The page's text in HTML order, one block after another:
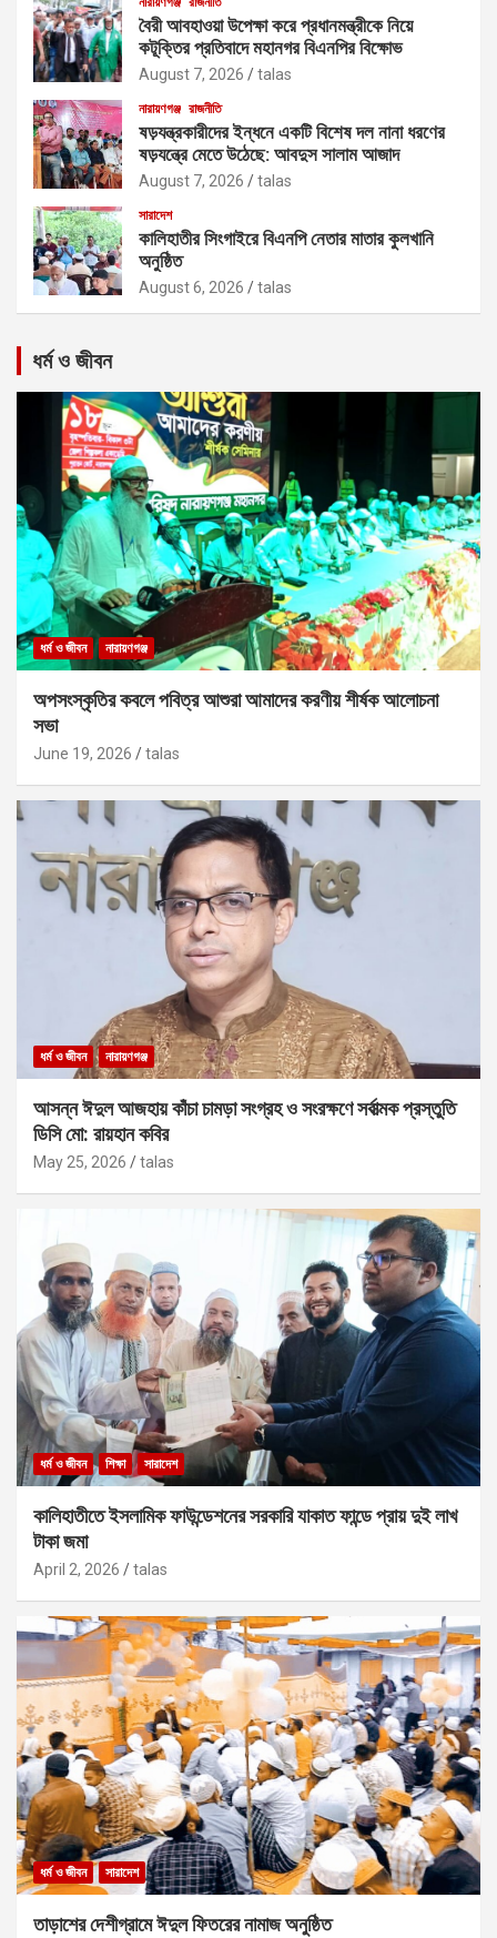
বৈরী আবহাওয়া উপেক্ষা করে প্রধানমন্ত্রীকে নিয়ে
কটূক্তির প্রতিবাদে মহানগর বিএনপির বিক্ষোভ
August 7, 2026 talas
নারায়ণগঞ্জ রাজনীতি
ষড়যন্ত্রকারীদের ইন্ধনে একটি বিশেষ দল নানা ধরণের
ষড়যন্ত্রে মেতে উঠেছে: আবদুস সালাম আজাদ
August 7, 2026 talas
সারাদেশ
কালিহাতীর সিংগাইরে বিএনপি নেতার মাতার কুলখানি
অনুষ্ঠিত
August 6, 2026 talas
ধর্ম ও জীবন
ধর্ম ও জীবন নারায়ণগঞ্জ
অপসংস্কৃতির কবলে পবিত্র আশুরা আমাদের করণীয় শীর্ষক আলোচনা
সভা
June 19, 2026 talas
ধর্ম ও জীবন নারায়ণগঞ্জ
আসন্ন ঈদুল আজহায় কাঁচা চামড়া সংগ্রহ ও সংরক্ষণে সর্বাত্মক প্রস্তুতি
ডিসি মো: রায়হান কবির
May 25, 2026 talas
ধর্ম ও জীবন শিক্ষা সারাদেশ
কালিহাতীতে ইসলামিক ফাউন্ডেশনের সরকারি যাকাত ফান্ডে প্রায় দুই লাখ
টাকা জমা
April 2, 2026 talas
ধর্ম ও জীবন সারাদেশ
তাড়াশের দেশীগ্রামে ঈদুল ফিতরের নামাজ অনুষ্ঠিত